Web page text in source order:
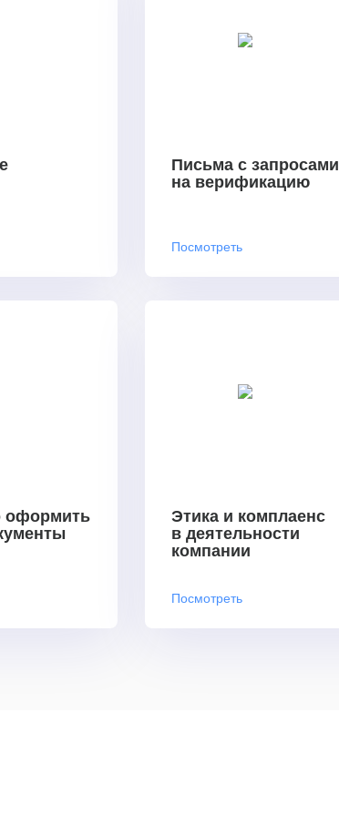
Письма с запросами
на верификацию
Посмотреть
оформить
Этика и комплаенс
в деятельности
компании
Посмотреть